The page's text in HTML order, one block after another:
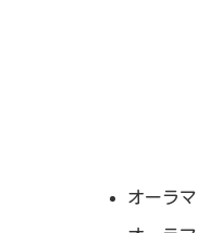
オーラ